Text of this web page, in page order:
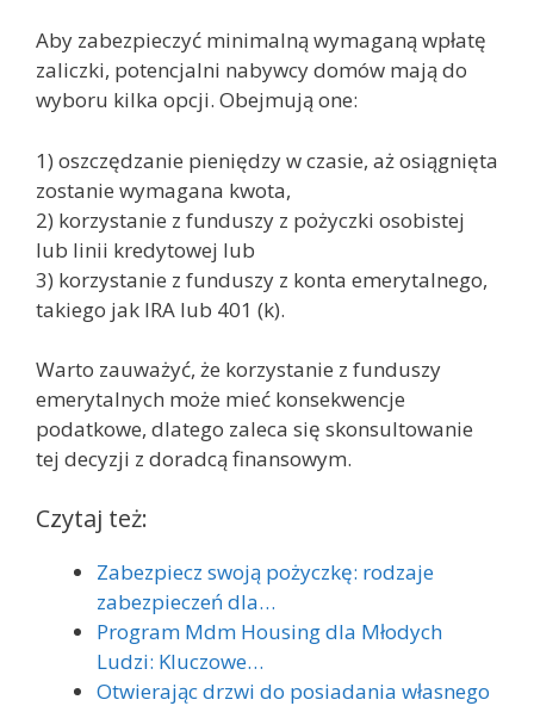
Aby zabezpieczyć minimalną wymaganą wpłatę
zaliczki, potencjalni nabywcy domów mają do
wyboru kilka opcji. Obejmują one:
1) oszczędzanie pieniędzy w czasie, aż osiągnięta
zostanie wymagana kwota,
2) korzystanie z funduszy z pożyczki osobistej
lub linii kredytowej lub
3) korzystanie z funduszy z konta emerytalnego,
takiego jak IRA lub 401 (k).
Warto zauważyć, że korzystanie z funduszy
emerytalnych może mieć konsekwencje
podatkowe, dlatego zaleca się skonsultowanie
tej decyzji z doradcą finansowym.
Czytaj też:
Zabezpiecz swoją pożyczkę: rodzaje
zabezpieczeń dla…
Program Mdm Housing dla Młodych
Ludzi: Kluczowe…
Otwierając drzwi do posiadania własnego